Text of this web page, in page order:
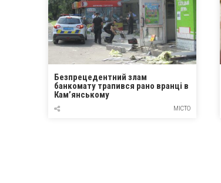
Безпрецедентний злам
банкомату трапився рано вранці в
Кам’янському
МІСТО